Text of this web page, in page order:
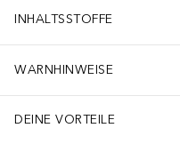
INHALTSSTOFFE
WARNHINWEISE
DEINE VORTEILE